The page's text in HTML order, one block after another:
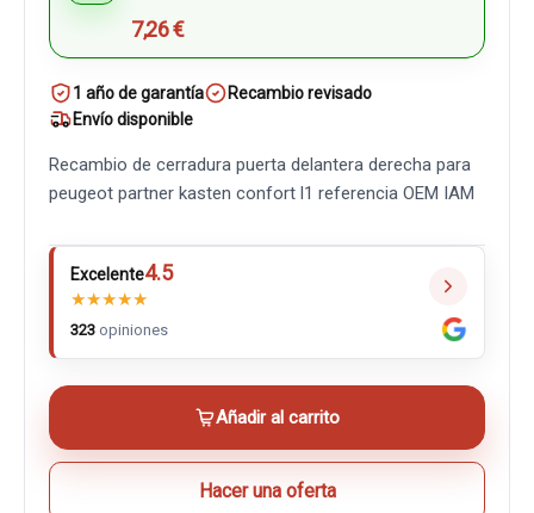
7,26 €
1 año de garantía
Recambio revisado
Envío disponible
Recambio de cerradura puerta delantera derecha para
peugeot partner kasten confort l1 referencia OEM IAM
Excelente4.5
★★★★★
323 opiniones
Añadir al carrito
Hacer una oferta